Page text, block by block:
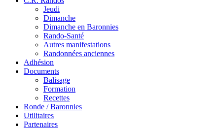
Jeudi
Dimanche
Dimanche en Baronnies
Rando-Santé
Autres manifestations
Randonnées anciennes
Adhésion
Documents
Balisage
Formation
Recettes
Ronde / Baronnies
Utilitaires
Partenaires